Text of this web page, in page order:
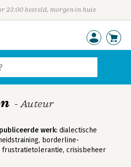
23:00 besteld, morgen in huis
- Auteur
werk: dialectische
borderline-
crisisbeheer